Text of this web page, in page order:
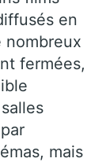
en
nombreux
fermées,
mais